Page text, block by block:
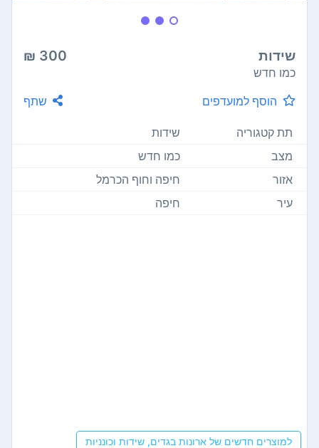
שידות 300 ₪
כמו חדש
הוסף למועדפים
שתף
תת קטגוריה
שידות
מצב
כמו חדש
אזור
חיפה וחוף הכרמל
עיר
חיפה
למוצרים חדשים של ארונות בגדים, שידות וכונניות